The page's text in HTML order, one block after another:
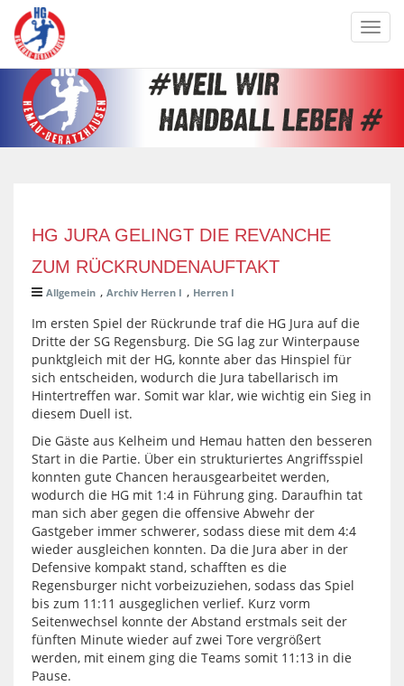
HG JURA GELINGT DIE REVANCHE
ZUM RÜCKRUNDENAUFTAKT
Allgemein , Archiv Herren I , Herren I
Im ersten Spiel der Rückrunde traf die HG Jura auf die
Dritte der SG Regensburg. Die SG lag zur Winterpause
punktgleich mit der HG, konnte aber das Hinspiel für
sich entscheiden, wodurch die Jura tabellarisch im
Hintertreffen war. Somit war klar, wie wichtig ein Sieg in
diesem Duell ist.
Die Gäste aus Kelheim und Hemau hatten den besseren
Start in die Partie. Über ein strukturiertes Angriffsspiel
konnten gute Chancen herausgearbeitet werden,
wodurch die HG mit 1:4 in Führung ging. Daraufhin tat
man sich aber gegen die offensive Abwehr der
Gastgeber immer schwerer, sodass diese mit dem 4:4
wieder ausgleichen konnten. Da die Jura aber in der
Defensive kompakt stand, schafften es die
Regensburger nicht vorbeizuziehen, sodass das Spiel
bis zum 11:11 ausgeglichen verlief. Kurz vorm
Seitenwechsel konnte der Abstand erstmals seit der
fünften Minute wieder auf zwei Tore vergrößert
werden, mit einem ging die Teams somit 11:13 in die
Pause.